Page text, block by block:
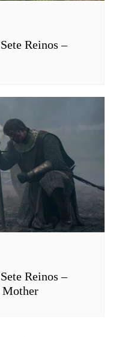
Reinos –
Reinos –
Mother